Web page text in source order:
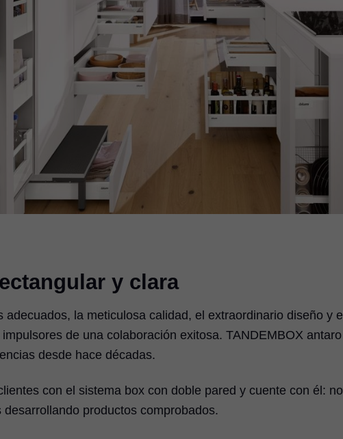
y clara
la meticulosa calidad, el extraordinario diseño y el
de una colaboración exitosa. TANDEMBOX antaro
desde hace décadas.
con el sistema box con doble pared y cuente con él: no
productos comprobados.